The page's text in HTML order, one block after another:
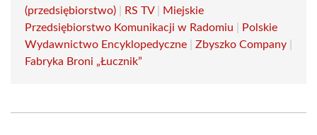
(przedsiębiorstwo)
RS TV|
Miejskie
Przedsiębiorstwo Komunikacji w Radomiu
Polskie
Wydawnictwo Encyklopedyczne
Zbyszko Company
Fabryka Broni „Łucznik”